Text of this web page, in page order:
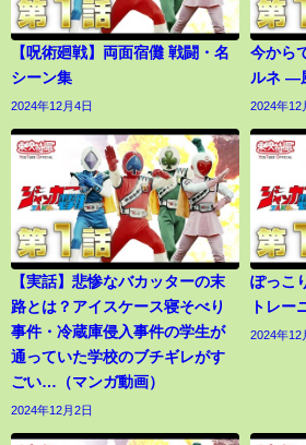
【呪術廻戦】両面宿儺 戦闘・名
シーン集
2024年12月4日
今から
ルネ ―
2024年12
【実話】悲惨なバカッターの末
路とは？アイスケース寝そべり
事件・冷蔵庫侵入事件の学生が
通っていた学校のブチギレがす
ごい…（マンガ動画）
2024年12月2日
ぽっこ
トレー
2024年12